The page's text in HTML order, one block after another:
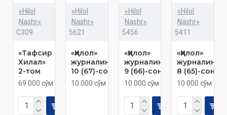
«Hilol
Nashr»
C309
«Тафсир
Хилал»
2-том
69 000 сўм
«Hilol
Nashr»
5621
«Ҳилол»
журналининг
10 (67)-сони
10 000 сўм
«Hilol
Nashr»
5456
«Ҳилол»
журналининг
9 (66)-сони
10 000 сўм
«Hilol
Nashr»
5411
«Ҳилол»
8 (65)-сони
10 000 сўм